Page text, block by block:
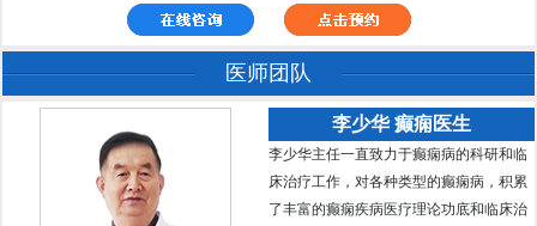
医师团队
李少华 癫痫医生
李少华主任一直致力于癫痫病的科研和临
床治疗工作，对各种类型的癫痫病，积累
了丰富的癫痫疾病医疗理论功底和临床治